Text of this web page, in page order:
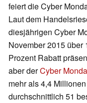
feiert die Cyber
Laut dem
diesjährigen Cyber
November 2015 über
Prozent Rabatt
aber derCyber
mehr als 4,4
durchschnittlich 51